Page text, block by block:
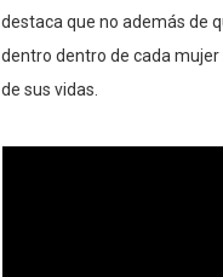
destaca que no además de
dentro dentro de cada
de sus vidas.